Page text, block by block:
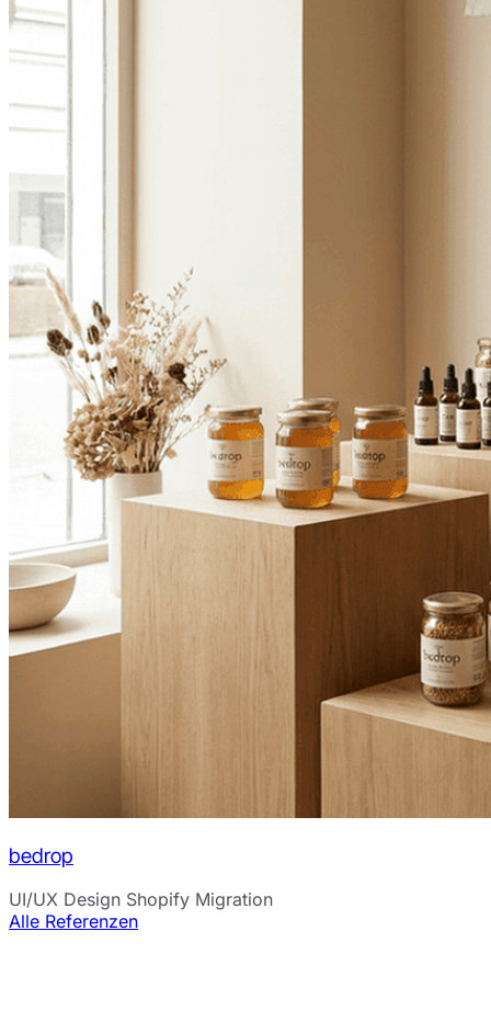
bedrop
UI/UX Design Shopify Migration
Alle Referenzen